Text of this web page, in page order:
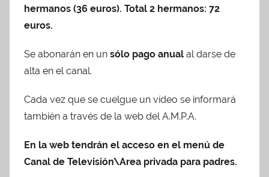
hermanos (36 euros). Total 2 hermanos: 72
euros.
Se abonarán en un sólo pago anual al darse de
alta en el canal.
Cada vez que se cuelgue un vídeo se informará
también a través de la web del A.M.P.A.
En la web tendrán el acceso en el menú de
Canal de Televisión\Area privada para padres.